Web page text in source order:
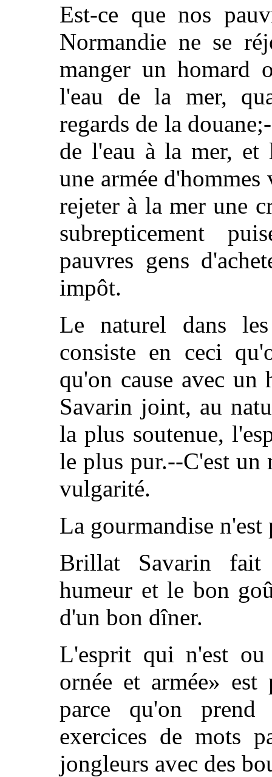
Est-ce que nos
Normandie ne se
manger un homard
l'eau de la mer,
regards de la
de l'eau à la mer, et
une armée
rejeter à la mer une
subrepticement
pauvres gens
impôt.
Le naturel dans
consiste en ceci
qu'on cause avec
Savarin joint, au
la plus soutenue,
le plus pur.--C'est un
vulgarité.
La gourmandise
Brillat Savarin
humeur et le bon
d'un bon dîner.
L'esprit qui n'est
ornée et armée» est
parce qu'on
exercices de mots
jongleurs avec des